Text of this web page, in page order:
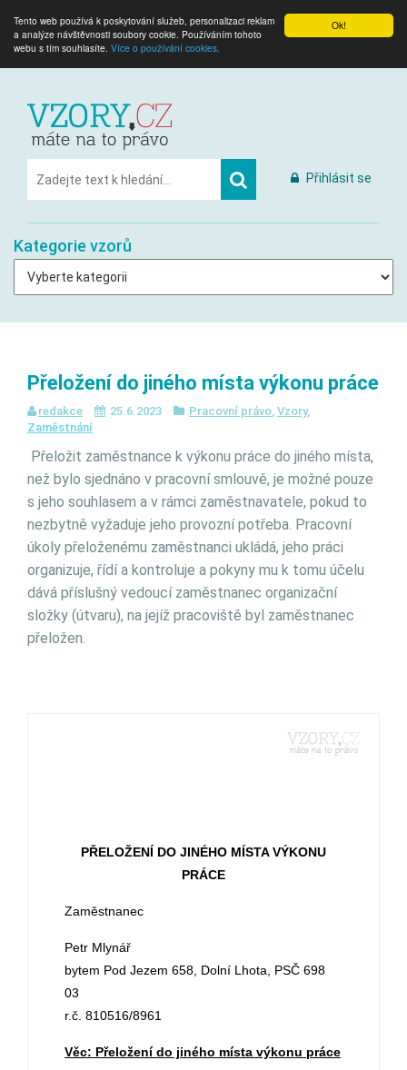
Ok!
Tento web používá k poskytování služeb, personalizaci reklam
a analýze návštěvnosti soubory cookie. Používáním tohoto
webu s tím souhlasíte. Více o používání cookies.
Přihlásit se
Kategorie vzorů
Přeložení do jiného místa výkonu práce
redakce 25.6.2023 Pracovní právo, Vzory,
Zaměstnání
Přeložit zaměstnance k výkonu práce do jiného místa,
než bylo sjednáno v pracovní smlouvě, je možné pouze
s jeho souhlasem a v rámci zaměstnavatele, pokud to
nezbytně vyžaduje jeho provozní potřeba. Pracovní
úkoly přeloženému zaměstnanci ukládá, jeho práci
organizuje, řídí a kontroluje a pokyny mu k tomu účelu
dává příslušný vedoucí zaměstnanec organizační
složky (útvaru), na jejíž pracoviště byl zaměstnanec
přeložen.
PŘELOŽENÍ DO JINÉHO MÍSTA VÝKONU
PRÁCE
Zaměstnanec
Petr Mlynář
bytem Pod Jezem 658, Dolní Lhota, PSČ 698
03
r.č. 810516/8961
Věc: Přeložení do jiného místa výkonu práce